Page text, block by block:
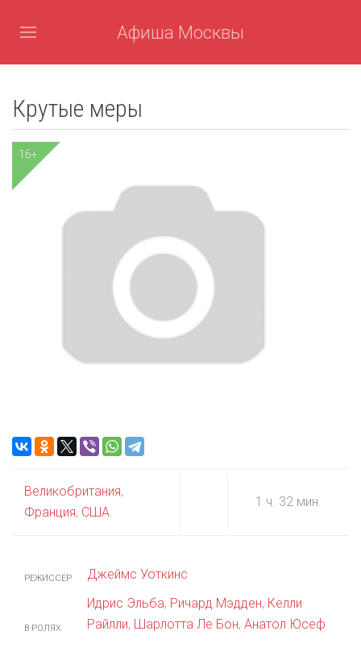
Афиша Москвы
Крутые меры
16+
Великобритания,
Франция, США
1 ч. 32 мин.
РЕЖИССЕР Джеймс Уоткинс
В РОЛЯХ
Идрис Эльба, Ричард Мэдден, Келли
Райлли, Шарлотта Ле Бон, Анатол Юсеф